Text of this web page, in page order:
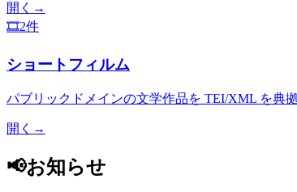
開く →
🎞️2件
ショートフィルム
パブリックドメインの文学作品を TEI/XML を典
開く →
📢お知らせ